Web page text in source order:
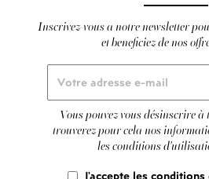
Inscrivez-vous a notre newsletter
et beneficiez de nos
Vous pouvez vous désinscrire à
trouverez pour cela nos
les conditions
J'accepte les